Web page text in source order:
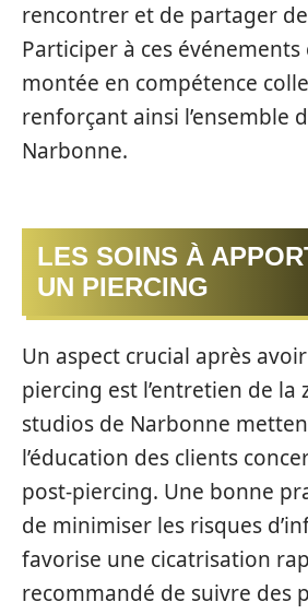
rencontrer et de partager
Participer à ces
montée en compétence
renforçant ainsi l’ensemble
Narbonne.
LES SOINS À
UN PIERCING
Un aspect crucial après
piercing est l’entretien de la
studios de Narbonne
l’éducation des clients
post-piercing. Une bonne
de minimiser les risques
favorise une cicatrisation
recommandé de suivre des